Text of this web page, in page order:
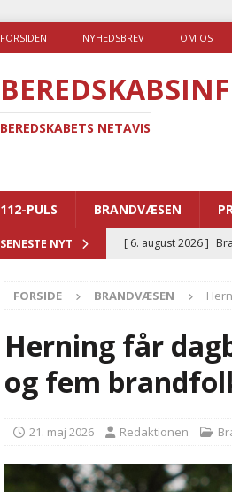
FORSIDEN NYHEDSBREV OM OS
BEREDSKABETS NETAVIS
112-PULS BRANDVÆSEN
SENESTE NYT [ 6. august 2026 ]
[ 5. august 2026 ]
i det offentlige
[ 5. august 2026 ]
[ 4. august 2026 ]
nødsporet
FORSIDE BRANDVÆSEN
Herning får
og fem
21. maj 2026 Redaktionen